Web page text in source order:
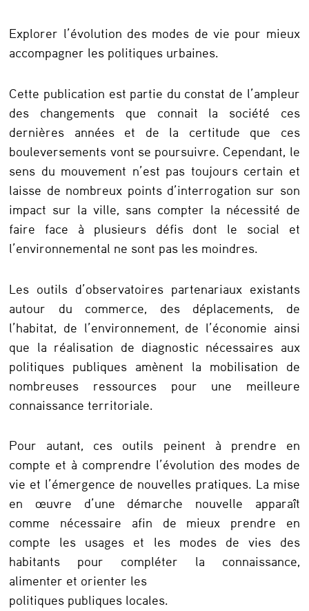
r
o
e
t
M
O
D
/
U
S
:
M
o
d
e
s
e
v
i
e
e
t
u
Explorer l’évolution des modes de vie pour mieux
accompagner les politiques urbaines.
Cette publication est partie du constat de l’ampleur
des changements que connait la société ces
dernières années et de la certitude que ces
bouleversements vont se poursuivre. Cependant, le
sens du mouvement n’est pas toujours certain et
laisse de nombreux points d’interrogation sur son
impact sur la ville, sans compter la nécessité de
faire face à plusieurs défis dont le social et
l’environnemental ne sont pas les moindres.
Les outils d’observatoires partenariaux existants
autour du commerce, des déplacements, de
l’habitat, de l’environnement, de l’économie ainsi
que la réalisation de diagnostic nécessaires aux
politiques publiques amènent la mobilisation de
nombreuses ressources pour une meilleure
connaissance territoriale.
Pour autant, ces outils peinent à prendre en
compte et à comprendre l’évolution des modes de
vie et l’émergence de nouvelles pratiques. La mise
en œuvre d’une démarche nouvelle apparaît
comme nécessaire afin de mieux prendre en
compte les usages et les modes de vies des
habitants pour compléter la connaissance,
alimenter et orienter les
politiques publiques locales.